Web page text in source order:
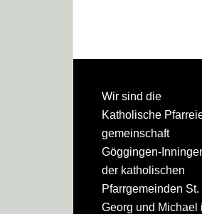
Footer
Wir sind die
Katholische
gemeinschaft
Göggingen-
der katholischen
Pfarrgemeinden St.
Georg und Michael